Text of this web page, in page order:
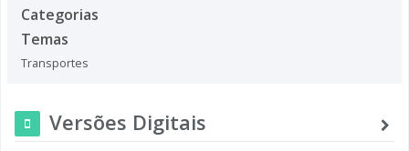
Categorias
Temas
Transportes
Versões Digitais